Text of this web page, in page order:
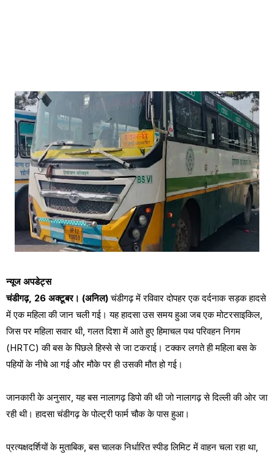
न्यूज अपडेट्स
चंडीगढ़, 26 अक्टूबर। (अनिल)चंडीगढ़ में रविवार दोपहर एक दर्दनाक सड़क हादसे
में एक महिला की जान चली गई। यह हादसा उस समय हुआ जब एक मोटरसाइकिल,
जिस पर महिला सवार थी, गलत दिशा में आते हुए हिमाचल पथ परिवहन निगम
(HRTC) की बस के पिछले हिस्से से जा टकराई। टक्कर लगते ही महिला बस के
पहियों के नीचे आ गई और मौके पर ही उसकी मौत हो गई।
जानकारी के अनुसार, यह बस नालागढ़ डिपो की थी जो नालागढ़ से दिल्ली की ओर जा
रही थी। हादसा चंडीगढ़ के पोल्ट्री फार्म चौक के पास हुआ।
प्रत्यक्षदर्शियों के मुताबिक, बस चालक निर्धारित स्पीड लिमिट में वाहन चला रहा था,